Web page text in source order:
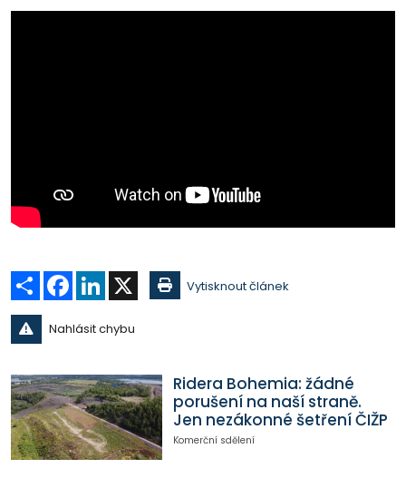
Sdílet Facebook
LinkedIn Vytisknout článek
Nahlásit chybu
Ridera Bohemia: žádné
porušení na naší straně.
Jen nezákonné šetření ČIŽP
Komerční sdělení